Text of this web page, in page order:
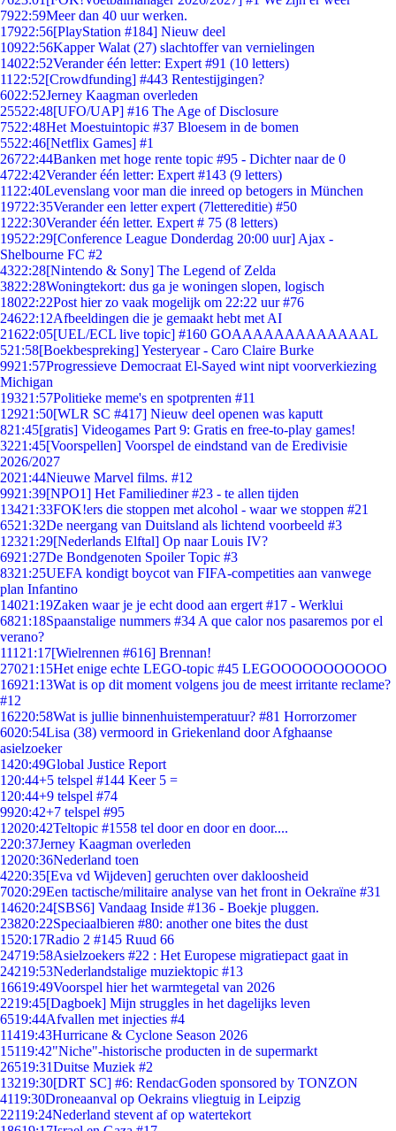
7922:59Meer dan 40 uur werken.
17922:56[PlayStation #184] Nieuw deel
10922:56Kapper Walat (27) slachtoffer van vernielingen
14022:52Verander één letter: Expert #91 (10 letters)
11 22:52[Crowdfunding] #443 Rentestijgingen?
6022:52Jerney Kaagman overleden
25522:48[UFO/UAP] #16 The Age of Disclosure
7522:48Het Moestuintopic #37 Bloesem in de bomen
5522:46[Netflix Games] #1
26722:44Banken met hoge rente topic #95 - Dichter naar de 0
4722:42Verander één letter: Expert #143 (9 letters)
11 22:40Levenslang voor man die inreed op betogers in München
19722:35Verander een letter expert (7lettereditie) #50
1222:30Verander één letter. Expert # 75 (8 letters)
19522:29[Conference League Donderdag 20:00 uur] Ajax -
Shelbourne FC #2
4322:28[Nintendo & Sony] The Legend of Zelda
3822:28Woningtekort: dus ga je woningen slopen, logisch
18022:22Post hier zo vaak mogelijk om 22:22 uur #76
24622:12Afbeeldingen die je gemaakt hebt met AI
21622:05[UEL/ECL live topic] #160 GOAAAAAAAAAAAAAL
521:58[Boekbespreking] Yesteryear - Caro Claire Burke
9921:57Progressieve Democraat El-Sayed wint nipt voorverkiezing
Michigan
19321:57Politieke meme's en spotprenten #11
12921:50[WLR SC #417] Nieuw deel openen was kaputt
821:45[gratis] Videogames Part 9: Gratis en free-to-play games!
3221:45[Voorspellen] Voorspel de eindstand van de Eredivisie
2026/2027
2021:44Nieuwe Marvel films. #12
9921:39[NPO1] Het Familiediner #23 - te allen tijden
13421:33FOK!ers die stoppen met alcohol - waar we stoppen #21
6521:32De neergang van Duitsland als lichtend voorbeeld #3
12321:29[Nederlands Elftal] Op naar Louis IV?
6921:27De Bondgenoten Spoiler Topic #3
8321:25UEFA kondigt boycot van FIFA-competities aan vanwege
plan Infantino
14021:19Zaken waar je je echt dood aan ergert #17 - Werklui
6821:18Spaanstalige nummers #34 A que calor nos pasaremos por el
verano?
111 21:17[Wielrennen #616] Brennan!
27021:15Het enige echte LEGO-topic #45 LEGOOOOOOOOOOO
16921:13Wat is op dit moment volgens jou de meest irritante reclame?
#12
16220:58Wat is jullie binnenhuistemperatuur? #81 Horrorzomer
6020:54Lisa (38) vermoord in Griekenland door Afghaanse
asielzoeker
1420:49Global Justice Report
1 20:44+5 telspel #144 Keer 5 =
1 20:44+9 telspel #74
9920:42+7 telspel #95
12020:42Teltopic #1558 tel door en door en door....
220:37Jerney Kaagman overleden
12020:36Nederland toen
4220:35[Eva vd Wijdeven] geruchten over dakloosheid
7020:29Een tactische/militaire analyse van het front in Oekraïne #31
14620:24[SBS6] Vandaag Inside #136 - Boekje pluggen.
23820:22Speciaalbieren #80: another one bites the dust
1520:17Radio 2 #145 Ruud 66
24719:58Asielzoekers #22 : Het Europese migratiepact gaat in
24219:53Nederlandstalige muziektopic #13
16619:49Voorspel hier het warmtegetal van 2026
2219:45[Dagboek] Mijn struggles in het dagelijks leven
6519:44Afvallen met injecties #4
11419:43Hurricane & Cyclone Season 2026
15119:42"Niche"-historische producten in de supermarkt
26519:31Duitse Muziek #2
13219:30[DRT SC] #6: RendacGoden sponsored by TONZON
4119:30Droneaanval op Oekrains vliegtuig in Leipzig
22119:24Nederland stevent af op watertekort